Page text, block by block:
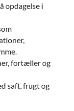
opdagelse i
fortæller og
saft, frugt og